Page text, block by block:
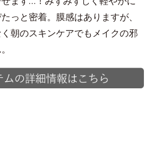
っと密着。膜感はありますが、
朝のスキンケアでもメイクの邪